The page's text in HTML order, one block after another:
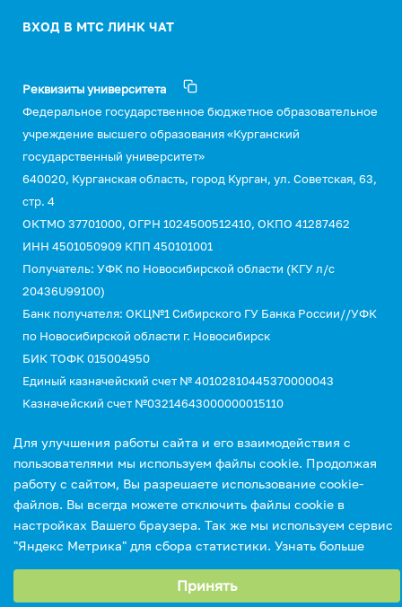
ВХОД В МТС ЛИНК ЧАТ
Реквизиты университета
Федеральное государственное бюджетное образовательное
учреждение высшего образования «Курганский
государственный университет»
640020, Курганская область, город Курган, ул. Советская, 63,
стр. 4
ОКТМО 37701000, ОГРН 1024500512410, ОКПО 41287462
ИНН 4501050909 КПП 450101001
Получатель: УФК по Новосибирской области (КГУ л/с
20436U99100)
Банк получателя: ОКЦ№1 Сибирского ГУ Банка России//УФК
по Новосибирской области г. Новосибирск
БИК ТОФК 015004950
Единый казначейский счет № 40102810445370000043
Казначейский счет №03214643000000015110
УИН 0
Для улучшения работы сайта и его взаимодействия с
пользователями мы используем файлы cookie. Продолжая
работу с сайтом, Вы разрешаете использование cookie-
файлов. Вы всегда можете отключить файлы cookie в
настройках Вашего браузера. Так же мы используем сервис
"Яндекс Метрика" для сбора статистики. Узнать больше
Выберите настройки cookie
Принять